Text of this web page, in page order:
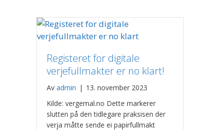
Registeret for digitale
verjefullmakter er no klart!
Av admin | 13. november 2023
Kilde: vergemal.no Dette markerer
slutten på den tidlegare praksisen der
verja måtte sende ei papirfullmakt